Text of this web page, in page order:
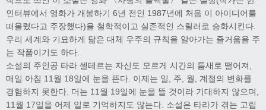
인터뷰에서 영화가 개봉하기 6년 전인 1987년에 처음 이 아이디어를
떠올렸다고 주장했다)을 철학적이고 실존적인 스릴러로 승화시킨다.
우리 세계와 기묘하게 닮은 대체 우주의 규칙을 알아가는 즐거움을 주
는 작품이기도 하다.
소설의 주인공 타라 셀테르는 자신도 모르게 시간의 틈새로 떨어져,
매일 아침 11월 18일에 눈을 뜬다. 이제는 일, 주, 월, 계절의 변화를
경험하지 못한다. 더는 11월 19일에 눈을 뜰 것이라 기대하지 않으며,
11월 17일을 어제 일로 기억하지도 않는다. 소설은 타라가 겪는 고립